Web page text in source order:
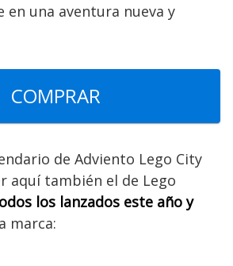
en una aventura nueva y
COMPRAR
de Adviento Lego City
aquí también el de Lego
los lanzados este año y
marca: